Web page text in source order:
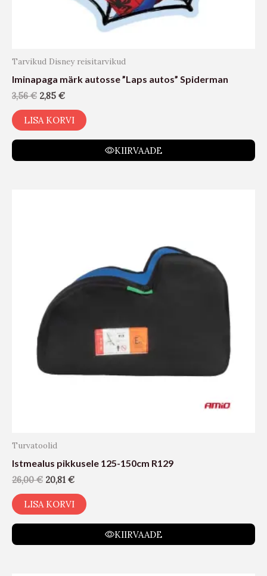
Tarvikud Disney reisitarvikud
Iminapaga märk autosse ”Laps autos” Spiderman
3,56€ 2,85 €
LISA KORVI
KIIRVAADE
Turvatoolid
Istmealus pikkusele 125-150cm R129
26,00€ 20,81 €
LISA KORVI
KIIRVAADE